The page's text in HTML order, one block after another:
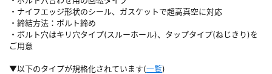
・ナイフエッジ形状のシール、ガスケットで超高真空に対応
・締結方法：ボルト締め
・ボルト穴はキリ穴タイプ(スルーホール)、タップタイプ(ねじきり)を
ご用意
▼以下のタイプが規格化されています(一覧)